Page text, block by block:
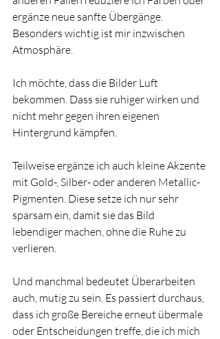
ergänze neue sanfte Übergänge.
Besonders wichtig ist mir inzwischen
Atmosphäre.
Ich möchte, dass die Bilder Luft
bekommen. Dass sie ruhiger wirken und
nicht mehr gegen ihren eigenen
Hintergrund kämpfen.
Teilweise ergänze ich auch kleine Akzente
mit Gold-, Silber- oder anderen Metallic-
Pigmenten. Diese setze ich nur sehr
sparsam ein, damit sie das Bild
lebendiger machen, ohne die Ruhe zu
verlieren.
Und manchmal bedeutet Überarbeiten
auch, mutig zu sein. Es passiert durchaus,
dass ich große Bereiche erneut übermale
oder Entscheidungen treffe, die ich mich